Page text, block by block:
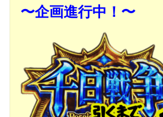
〜企画進行中！〜